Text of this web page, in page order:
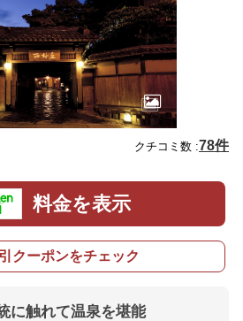
クチコミ数 :78件
料金を表示
クーポンをチェック
に触れて温泉を堪能